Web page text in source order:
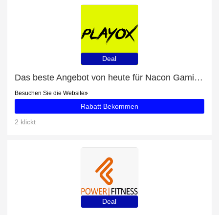
Deal
Das beste Angebot von heute für Nacon Gaming Maus - bis zu 7% Rabatt
Besuchen Sie die Website
Rabatt Bekommen
2 klickt
Deal